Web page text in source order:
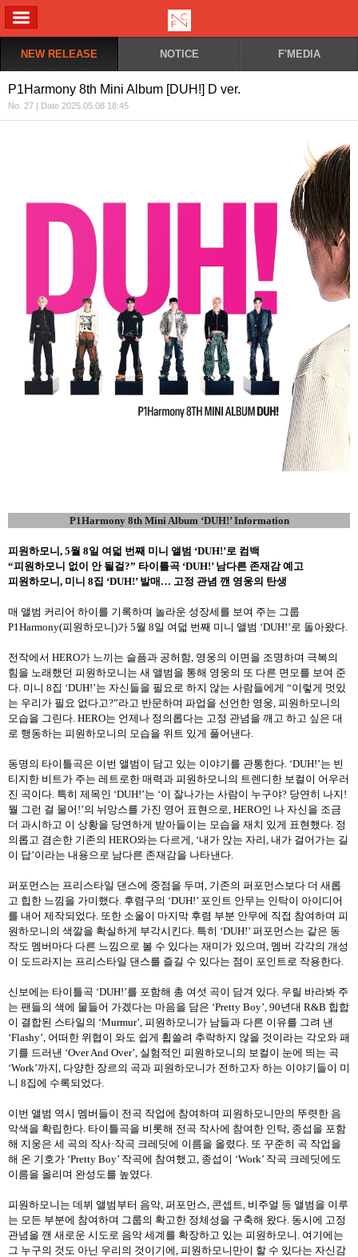
NEW RELEASE NOTICE F'MEDIA
P1Harmony 8th Mini Album [DUH!] D ver.
No. 27 | Date 2025.05.08 18:45
P1Harmony 8th Mini Album ‘DUH!’ Information
피원하모니 , 5월 8일 여덟 번째 미니 앨범 ‘DUH!’로 컴백
“피원하모니 없이 안 될걸?” 타이틀곡 ‘DUH!’ 남다른 존재감 예고
피원하모니 , 미니 8집 ‘DUH!’ 발매 … 고정 관념 깬 영웅의 탄생
매 앨범 커리어 하이를 기록하며 놀라운 성장세를 보여 주는 그룹
P1Harmony(피원하모니)가 5월 8일 여덟 번째 미니 앨범 ‘DUH!’로 돌아왔다.
전작에서 HERO가 느끼는 슬픔과 공허함, 영웅의 이면을 조명하며 극복의
힘을 노래했던 피원하모니는 새 앨범을 통해 영웅의 또 다른 면모를 보여 준
다. 미니 8집 ‘DUH!’는 자신들을 필요로 하지 않는 사람들에게 “이렇게 멋있
는 우리가 필요 없다고?”라고 반문하며 파업을 선언한 영웅, 피원하모니의
모습을 그린다. HERO는 언제나 정의롭다는 고정 관념을 깨고 하고 싶은 대
로 행동하는 피원하모니의 모습을 위트 있게 풀어낸다.
동명의 타이틀곡은 이번 앨범이 담고 있는 이야기를 관통한다. ‘DUH!’는 빈
티지한 비트가 주는 레트로한 매력과 피원하모니의 트렌디한 보컬이 어우러
진 곡이다. 특히 제목인 ‘DUH!’는 ‘이 잘나가는 사람이 누구야? 당연히 나지 !
뭘 그런 걸 물어 !’의 뉘앙스를 가진 영어 표현으로, HERO인 나 자신을 조금
더 과시하고 이 상황을 당연하게 받아들이는 모습을 재치 있게 표현했다. 정
의롭고 겸손한 기존의 HERO와는 다르게, ‘내가 앉는 자리, 내가 걸어가는 길
이 답’이라는 내용으로 남다른 존재감을 나타낸다.
퍼포먼스는 프리스타일 댄스에 중점을 두며, 기존의 퍼포먼스보다 더 새롭
고 힙한 느낌을 가미했다. 후렴구의 ‘DUH!’ 포인트 안무는 인탁이 아이디어
를 내어 제작되었다. 또한 소울이 마지막 후렴 부분 안무에 직접 참여하며 피
원하모니의 색깔을 확실하게 부각시킨다. 특히 ‘DUH!’ 퍼포먼스는 같은 동
작도 멤버마다 다른 느낌으로 볼 수 있다는 재미가 있으며, 멤버 각각의 개성
이 도드라지는 프리스타일 댄스를 즐길 수 있다는 점이 포인트로 작용한다.
신보에는 타이틀곡 ‘DUH!’를 포함해 총 여섯 곡이 담겨 있다. 우릴 바라봐 주
는 팬들의 색에 물들어 가겠다는 마음을 담은 ‘Pretty Boy’, 90년대 R&B 힙합
이 결합된 스타일의 ‘Murmur’, 피원하모니가 남들과 다른 이유를 그려 낸
‘Flashy’, 어떠한 위협이 와도 쉽게 휩쓸려 추락하지 않을 것이라는 각오와 패
기를 드러낸 ‘Over And Over’, 실험적인 피원하모니의 보컬이 눈에 띄는 곡
‘Work’까지, 다양한 장르의 곡과 피원하모니가 전하고자 하는 이야기들이 미
니 8집에 수록되었다.
이번 앨범 역시 멤버들이 전곡 작업에 참여하며 피원하모니만의 뚜렷한 음
악색을 확립한다. 타이틀곡을 비롯해 전곡 작사에 참여한 인탁, 종섭을 포함
해 지웅은 세 곡의 작사·작곡 크레딧에 이름을 올렸다. 또 꾸준히 곡 작업을
해 온 기호가 ‘Pretty Boy’ 작곡에 참여했고, 종섭이 ‘Work’ 작곡 크레딧에도
이름을 올리며 완성도를 높였다.
피원하모니는 데뷔 앨범부터 음악, 퍼포먼스, 콘셉트, 비주얼 등 앨범을 이루
는 모든 부분에 참여하며 그룹의 확고한 정체성을 구축해 왔다. 동시에 고정
관념을 깬 새로운 시도로 음악 세계를 확장하고 있는 피원하모니 . 여기에는
그 누구의 것도 아닌 우리의 것이기에, 피원하모니만이 할 수 있다는 자신감